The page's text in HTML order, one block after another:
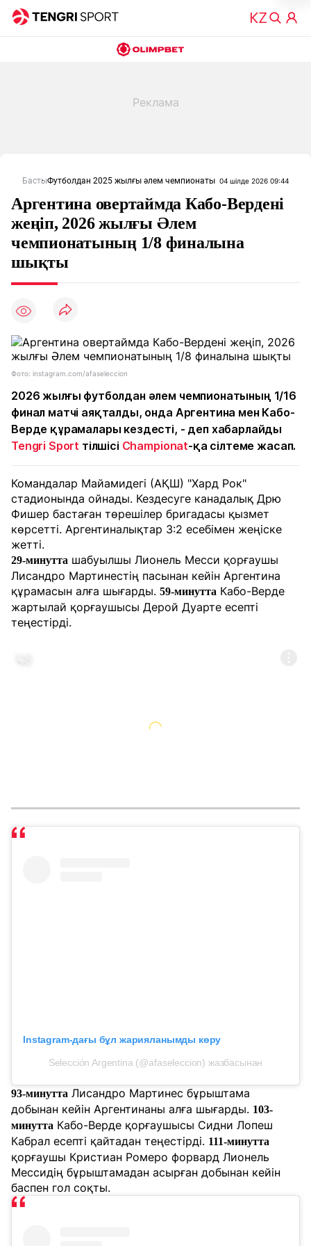
БастыФутболдан 2025 жылғы әлем чемпионаты 04 шілде 2026 09:44
Аргентина овертаймда Кабо-Вердені
жеңіп, 2026 жылғы Әлем
чемпионатының 1/8 финалына
шықты
Фото: instagram.com/afaseleccion
2026 жылғы футболдан әлем чемпионатының 1/16
финал матчі аяқталды, онда Аргентина мен Кабо-
Верде құрамалары кездесті, - деп хабарлайды
Tengri Sport тілшісі Championat-қа сілтеме жасап.
Командалар Майамидегі (АҚШ) "Хард Рок"
стадионында ойнады. Кездесуге канадалық Дрю
Фишер бастаған төрешілер бригадасы қызмет
көрсетті. Аргентиналықтар 3:2 есебімен жеңіске
жетті.
29-минутта шабуылшы Лионель Месси қорғаушы
Лисандро Мартинестің пасынан кейін Аргентина
құрамасын алға шығарды. 59-минутта Кабо-Верде
жартылай қорғаушысы Дерой Дуарте есепті
теңестірді.
Instagram-дағы бұл жарияланымды көру
Selección Argentina (@afaseleccion) жазбасынан
93-минутта Лисандро Мартинес бұрыштама
добынан кейін Аргентинаны алға шығарды. 103-
минутта Кабо-Верде қорғаушысы Сидни Лопеш
Кабрал есепті қайтадан теңестірді. 111-минутта
қорғаушы Кристиан Ромеро форвард Лионель
Мессидің бұрыштамадан асырған добынан кейін
баспен гол соқты.